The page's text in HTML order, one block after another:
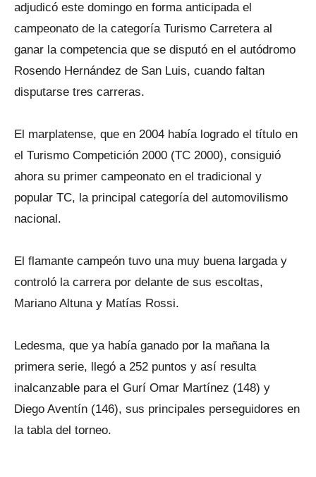
adjudicó este domingo en forma anticipada el
campeonato de la categoría Turismo Carretera al
ganar la competencia que se disputó en el autódromo
Rosendo Hernández de San Luis, cuando faltan
disputarse tres carreras.
El marplatense, que en 2004 había logrado el título en
el Turismo Competición 2000 (TC 2000), consiguió
ahora su primer campeonato en el tradicional y
popular TC, la principal categoría del automovilismo
nacional.
El flamante campeón tuvo una muy buena largada y
controló la carrera por delante de sus escoltas,
Mariano Altuna y Matías Rossi.
Ledesma, que ya había ganado por la mañana la
primera serie, llegó a 252 puntos y así resulta
inalcanzable para el Gurí Omar Martínez (148) y
Diego Aventín (146), sus principales perseguidores en
la tabla del torneo.